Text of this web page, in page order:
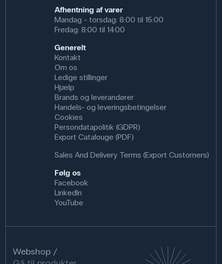
Afhentning af varer
Mandag - torsdag: 8:00 til 15:00
Fredag: 8:00 til 14:00
Generelt
Kontakt
Om os
Ledige stillinger
Hjælp
Brands og leverandører
Handels- og leveringsbetingelser
Cookies
Persondatapolitik (GDPR)
Export Catalouge (PDF)
Sales And Delivery Terms (Export Customers)
Følg os
Facebook
LinkedIn
YouTube
Webshop